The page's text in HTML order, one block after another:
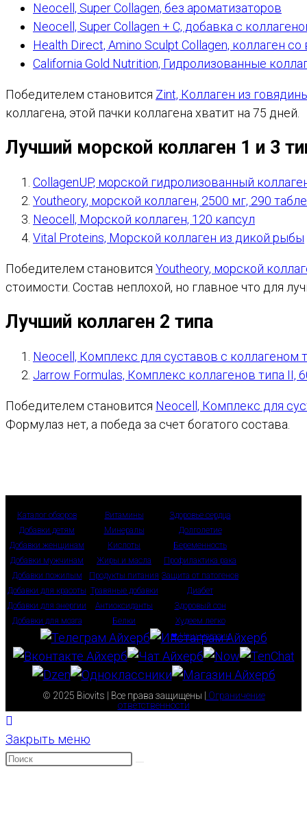
Neocell, Super Collagen, без ароматизаторов
Neocell, Super Collagen + C, добавка с
Health Direct, Amino Sculpt Collagen, коллаген
California Gold Nutrition, Гидролизованные
Победителем становится Zint, Коллаген из
коллагена, этой пачки коллагена хватит на 75 дней.
Лучший морской коллаген 1 и 3
CollagenUP, морской гидролизованный
Youtheory, морской коллаген, 2500 мг, 290
Neocell, Морской коллаген, 120 капсул
Vital Proteins, Морской коллаген из дикой рыбы
Победителем становится Youtheory, морской
стоимости. Состав неплохой, но главное что для
Лучший коллаген 2 типа
Neocell, Комплекс для суставов с коллагеном
Jarrow Formulas, Комплекс коллагенов типа II,
Победителем становится Neocell, Комплекс для
Формулаз нет, а победа за счет богатого состава.
Каталог обзоров
Добавки детям
Добавки женщинам
Добавки мужчинам
Добавки пожилым
Добавки для красоты
Добавки для энергии
Добавки для мозга
Витамины
Минералы
Кислоты
Жиры и масла
Продукты питания
Травяные добавки
Антиоксиданты
Белки
Здоровье сердца
Долголетие
Беременность
Профилактика рака
Защита от патогенов
Диабет
Здоровый сон
Худеем легко
❤ Наш магазин
© 2025 Biovits | Все права защищены |
Ограничение
ответственности
Закрыть меню